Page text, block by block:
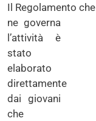
Il Regolamento che
ne governa
l’attività è
stato
elaborato
direttamente
dai giovani
che